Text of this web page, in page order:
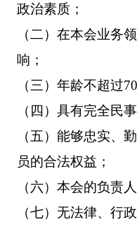
政治素质；
（二）在本会业务
响；
（三）年龄不超过70
（四）具有完全民
（五）能够忠实、
员的合法权益；
（六）本会的负责
（七）无法律、行